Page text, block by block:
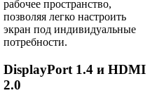
рабочее пространство,
позволяя легко настроить
экран под индивидуальные
потребности.
DisplayPort 1.4 и HDMI
2.0